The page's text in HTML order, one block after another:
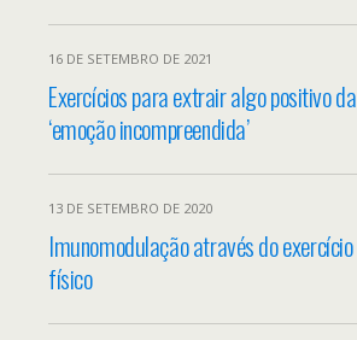
16 DE SETEMBRO DE 2021
Exercícios para extrair algo positivo da
‘emoção incompreendida’
13 DE SETEMBRO DE 2020
Imunomodulação através do exercício
físico